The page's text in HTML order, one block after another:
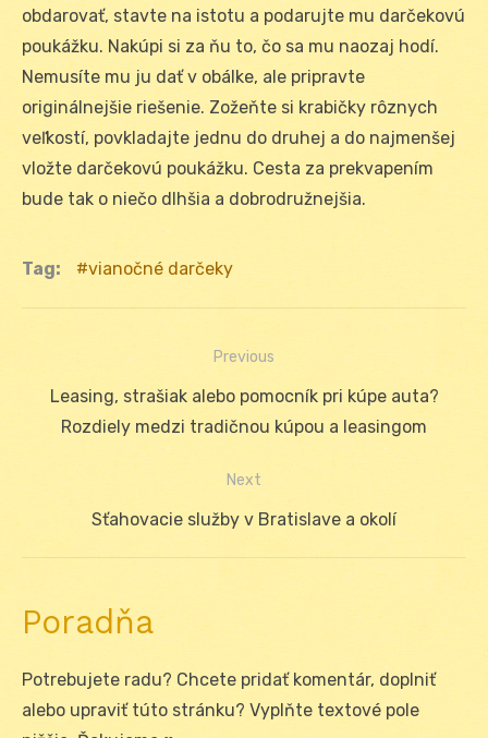
obdarovať, stavte na istotu a podarujte mu darčekovú
poukážku. Nakúpi si za ňu to, čo sa mu naozaj hodí.
Nemusíte mu ju dať v obálke, ale pripravte
originálnejšie riešenie. Zožeňte si krabičky rôznych
veľkostí, povkladajte jednu do druhej a do najmenšej
vložte darčekovú poukážku. Cesta za prekvapením
bude tak o niečo dlhšia a dobrodružnejšia.
Tag: vianočné darčeky
Navigácia
Previous
Previous
post:
Leasing, strašiak alebo pomocník pri kúpe auta?
Rozdiely medzi tradičnou kúpou a leasingom
Next
Next
Sťahovacie služby v Bratislave a okolí
Poradňa
Potrebujete radu? Chcete pridať komentár, doplniť
alebo upraviť túto stránku? Vyplňte textové pole